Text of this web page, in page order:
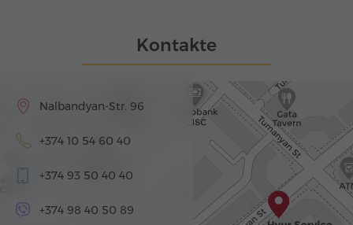
Kontakte
Nalbandyan-Str. 96
+374 10 54 60 40
+374 93 50 40 40
+374 98 40 50 89